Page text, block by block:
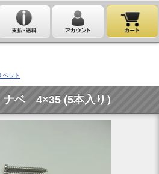
ベット
ベ 4×35 (5本入り）